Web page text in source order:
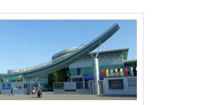
truyền bá tri thức và chuyển giao